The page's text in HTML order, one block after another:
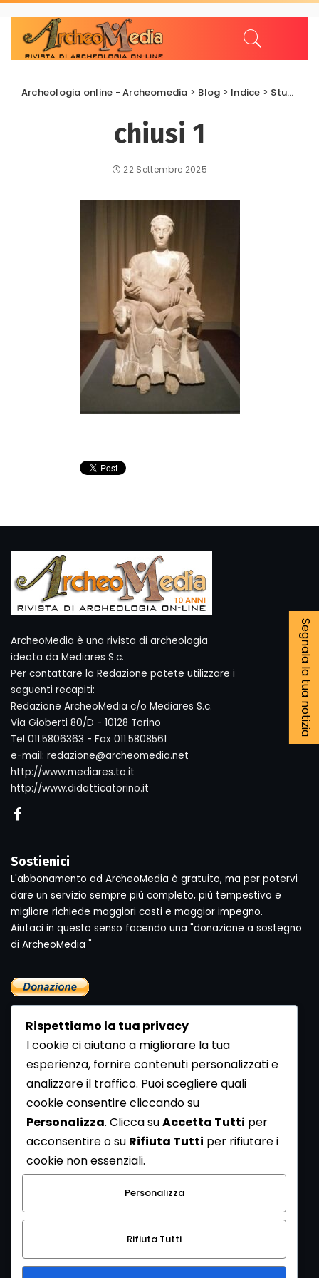
Archeologia online - Archeomedia > Blog > Indice > Studi e Ricerche
chiusi 1
22 Settembre 2025
Segnala la tua notizia
ArcheoMedia è una rivista di archeologia
ideata da Mediares S.c.
Per contattare la Redazione potete utilizzare i
seguenti recapiti:
Redazione ArcheoMedia c/o Mediares S.c.
Via Gioberti 80/D - 10128 Torino
Tel 011.5806363 - Fax 011.5808561
e-mail: redazione@archeomedia.net
http://www.mediares.to.it
http://www.didatticatorino.it
Sostienici
L'abbonamento ad ArcheoMedia è gratuito, ma per potervi
dare un servizio sempre più completo, più tempestivo e
migliore richiede maggiori costi e maggior impegno.
Aiutaci in questo senso facendo una "donazione a sostegno
di ArcheoMedia "
Newsletter
Se vuoi ricevere la Rivista gratuita di archeologia realizzata
dalla Redazione di ArcheoMedia iscriviti alla nostra
Newsletter [Clicca Qui]
Con l'invio del messaggio l'utente dichiara di aver letto
l’informativa sulla privacy e di acconsentire al trattamento
dei propri dati personali.
Rispettiamo la tua privacy
I cookie ci aiutano a migliorare la tua
esperienza, fornire contenuti personalizzati e
analizzare il traffico. Puoi scegliere quali
cookie consentire cliccando su
Personalizza. Clicca suAccetta Tutti per
acconsentire o su Rifiuta Tutti per rifiutare i
cookie non essenziali.
Personalizza
Rifiuta Tutti